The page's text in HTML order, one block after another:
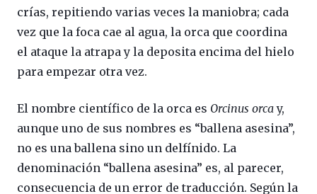
crías, repitiendo varias veces la maniobra; cada
vez que la foca cae al agua, la orca que coordina
el ataque la atrapa y la deposita encima del hielo
para empezar otra vez.
El nombre científico de la orca es Orcinus orcay,
aunque uno de sus nombres es “ballena asesina”,
no es una ballena sino un delfínido. La
denominación “ballena asesina” es, al parecer,
consecuencia de un error de traducción. Según la